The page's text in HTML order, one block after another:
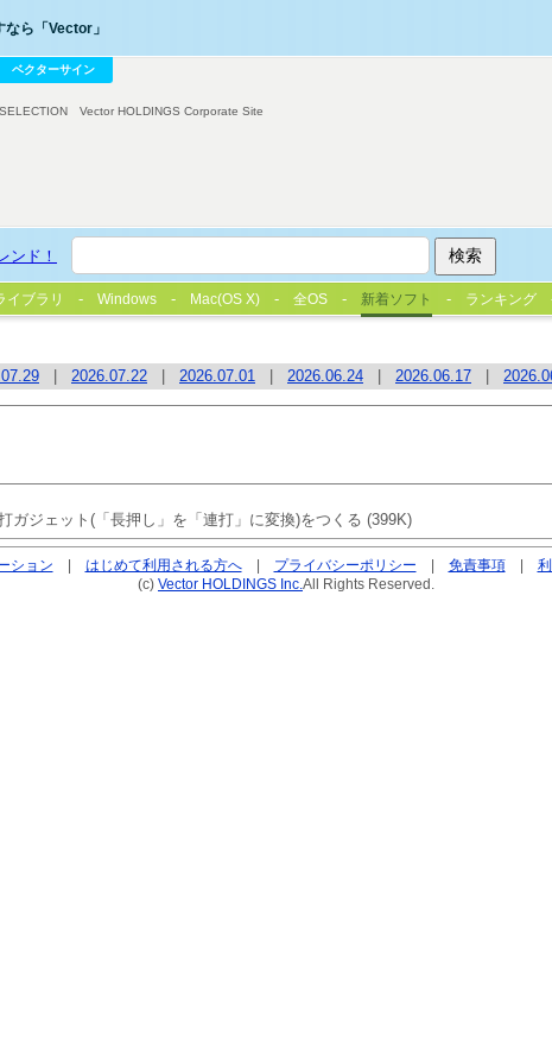
ら「Vector」
ベクターサイン
ンド！
SELECTION Vector HOLDINGS Corporate Site
イブラリ Windows Mac(OS X) 全OS 新着ソフト ランキング
2026.07.22 2026.07.01 2026.06.24 2026.06.17
ガジェット(「長押し」を「連打」に変換)をつくる (399K)
ション | はじめて利用される方へ | プライバシーポリシー | 免責事項|
(c) Vector HOLDINGS Inc. All Rights Reserved.